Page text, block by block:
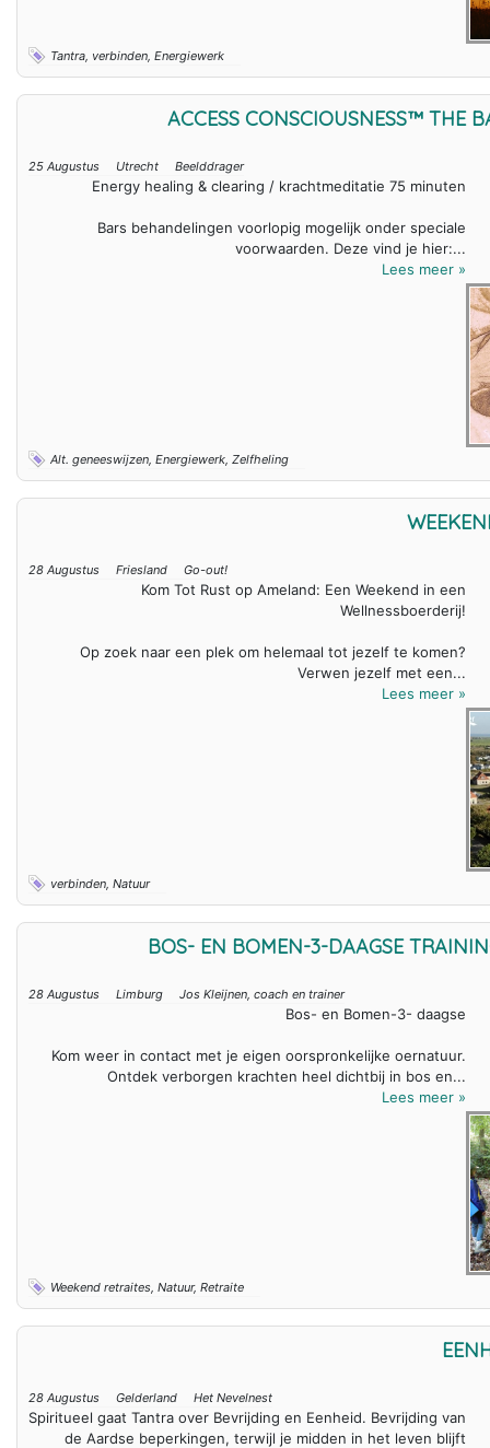
Tantra, verbinden, Energiewerk
ACCESS CONSCIOUSNESS™ THE
25 Augustus Utrecht Beelddrager
Energy healing & clearing / krachtmeditatie 75 minuten
Bars behandelingen voorlopig mogelijk onder speciale
voorwaarden. Deze vind je hier:...
Lees meer »
Alt. geneeswijzen, Energiewerk, Zelfheling
28 Augustus Friesland Go-out!
Kom Tot Rust op Ameland: Een Weekend in een
Wellnessboerderij!
Op zoek naar een plek om helemaal tot jezelf te komen?
Verwen jezelf met een...
Lees meer »
verbinden, Natuur
BOS- EN BOMEN-3-DAAGSE
28 Augustus Limburg Jos Kleijnen, coach en trainer
Bos- en Bomen-3- daagse
Kom weer in contact met je eigen oorspronkelijke oernatuur.
Ontdek verborgen krachten heel dichtbij in bos en...
Lees meer »
Weekend retraites, Natuur, Retraite
28 Augustus Gelderland Het Nevelnest
Spiritueel gaat Tantra over Bevrijding en Eenheid. Bevrijding van
de Aardse beperkingen, terwijl je midden in het leven blijft